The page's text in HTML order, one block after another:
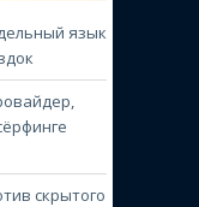
язык
скрытого